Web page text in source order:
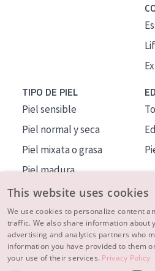
TIPO DE PIEL
Piel sensible
Piel normal y seca
Piel mixata o grasa
Piel madura
Piel expuesta al sol
Piel menopáusica
MÁS SOBRE NOSOTROS
INSPIRACIÓN
This website uses cookies
We use cookies to personalize content
traffic. We also share information about
advertising and analytics partners who
information you have provided to them
your use of their services. Privacy Policy